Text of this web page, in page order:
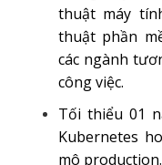
thuật máy
thuật phần
các ngành
công việc.
Tối thiểu 01
Kubernetes
mô production.